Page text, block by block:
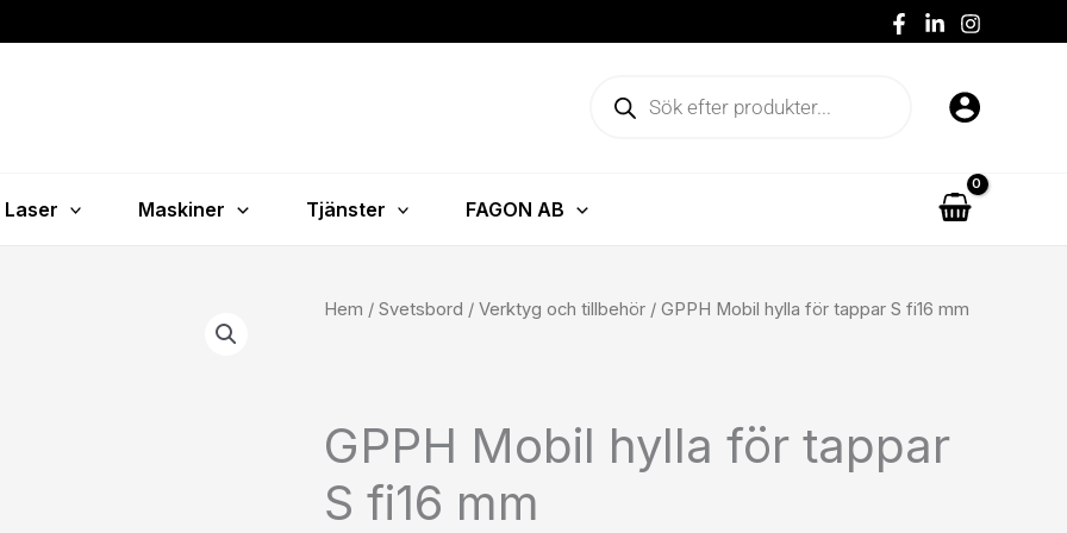
Laser Maskiner Tjänster FAGON AB
Hem / Svetsbord / Verktyg och tillbehör / GPPH Mobil hylla för tappar S fi16 mm
GPPH Mobil hylla för tappar
S fi16 mm
GPPH
tappar
S
fi16
mm
fi16
mm